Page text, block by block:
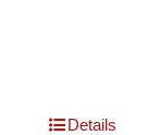
Details